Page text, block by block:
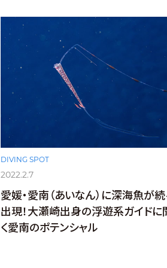
DIVING SPOT
2022.2.7
愛媛・愛南（あいなん）に深海魚が
出現！大瀬崎出身の浮遊系ガイドに
く愛南のポテンシャル